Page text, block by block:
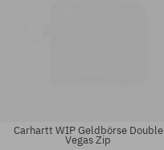
Carhartt WIP Geldbörse Double
Vegas Zip